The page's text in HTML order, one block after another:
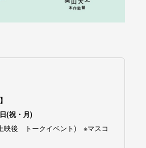
】
(祝・月)
映後 トークイベント) ※マスコ